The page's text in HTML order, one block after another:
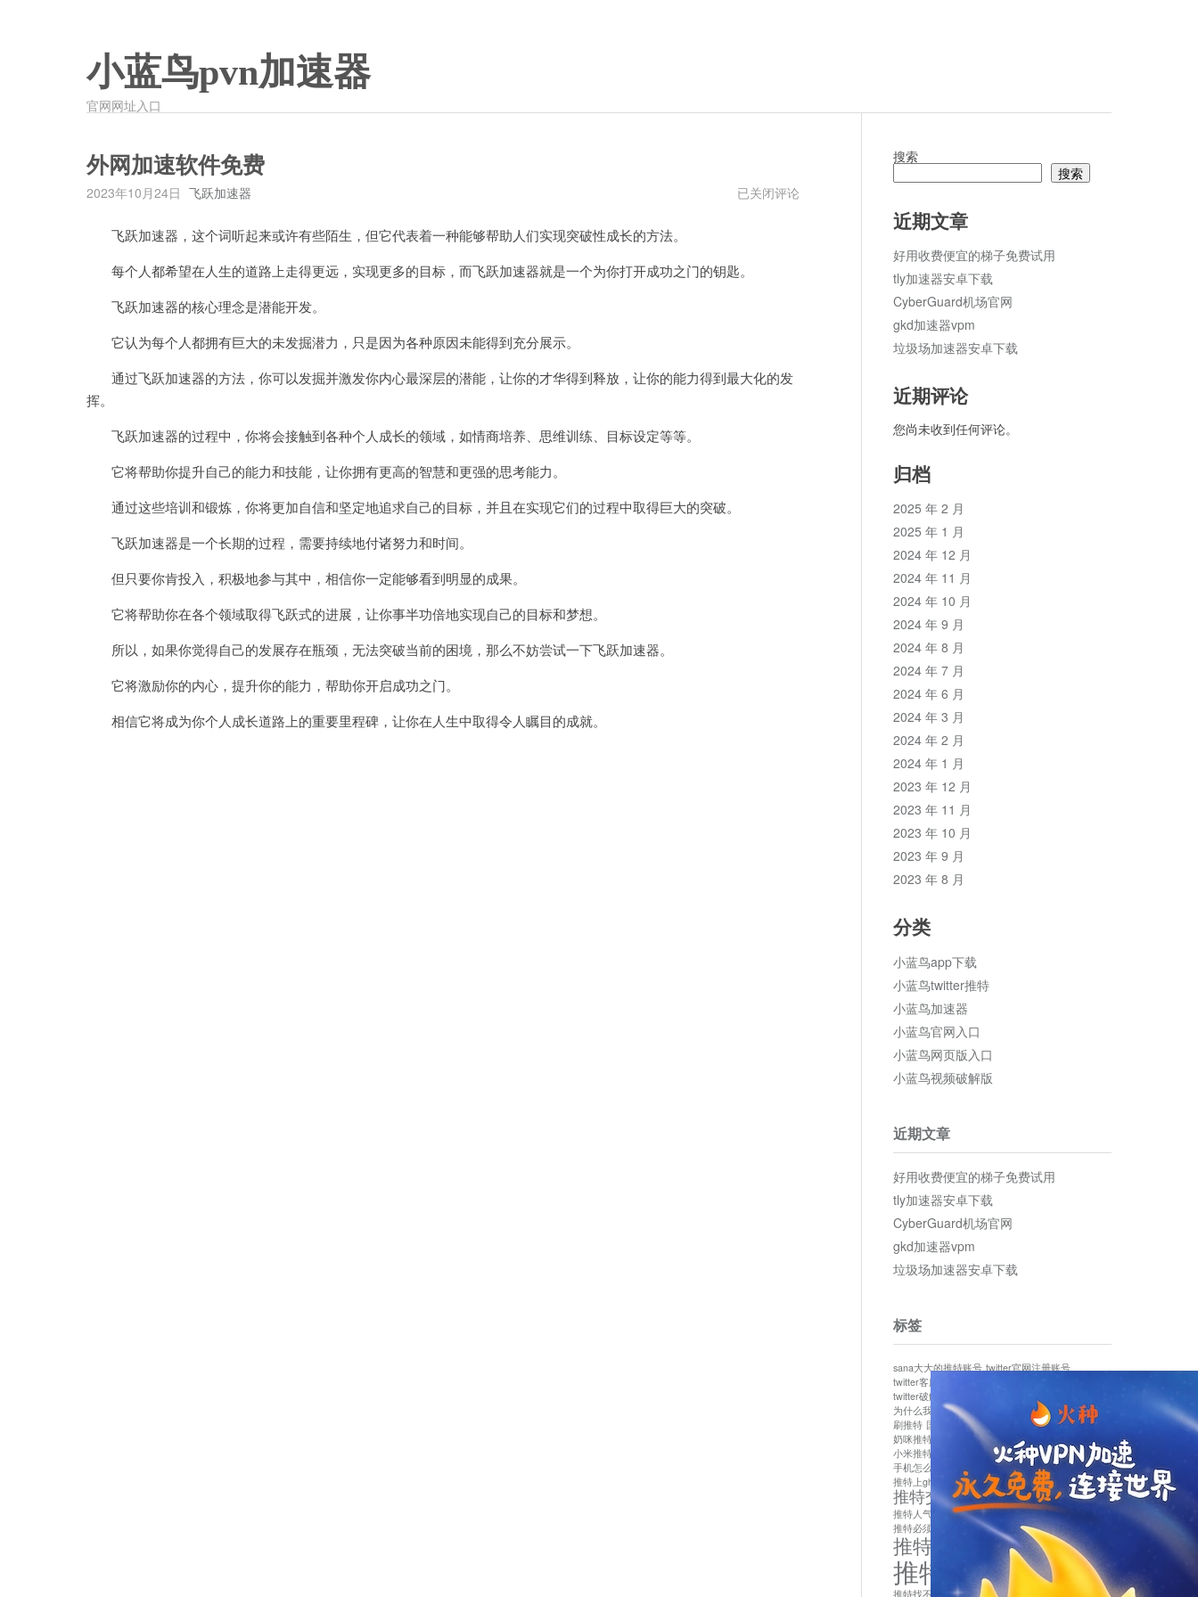
小蓝鸟pvn加速器
官网网址入口
外网加速软件免费
2023年10月24日 飞跃加速器
外
件
免
已关闭评论
飞跃加速器，这个词听起来或许有些陌生，但它代表着一种能够帮助人们实现突破性成长的方法。
每个人都希望在人生的道路上走得更远，实现更多的目标，而飞跃加速器就是一个为你打开成功之门的钥匙。
飞跃加速器的核心理念是潜能开发。
它认为每个人都拥有巨大的未发掘潜力，只是因为各种原因未能得到充分展示。
通过飞跃加速器的方法，你可以发掘并激发你内心最深层的潜能，让你的才华得到释放，让你的能力得到最大化的发
挥。
飞跃加速器的过程中，你将会接触到各种个人成长的领域，如情商培养、思维训练、目标设定等等。
它将帮助你提升自己的能力和技能，让你拥有更高的智慧和更强的思考能力。
通过这些培训和锻炼，你将更加自信和坚定地追求自己的目标，并且在实现它们的过程中取得巨大的突破。
飞跃加速器是一个长期的过程，需要持续地付诸努力和时间。
但只要你肯投入，积极地参与其中，相信你一定能够看到明显的成果。
它将帮助你在各个领域取得飞跃式的进展，让你事半功倍地实现自己的目标和梦想。
所以，如果你觉得自己的发展存在瓶颈，无法突破当前的困境，那么不妨尝试一下飞跃加速器。
它将激励你的内心，提升你的能力，帮助你开启成功之门。
相信它将成为你个人成长道路上的重要里程碑，让你在人生中取得令人瞩目的成就。
搜索
搜索
近期文章
好用收费便宜的梯子免费试用
tly加速器安卓下载
CyberGuard机场官网
gkd加速器vpm
垃圾场加速器安卓下载
近期评论
您尚未收到任何评论。
归档
2025 年 2 月
2025 年 1 月
2024 年 12 月
2024 年 11 月
2024 年 10 月
2024 年 9 月
2024 年 8 月
2024 年 7 月
2024 年 6 月
2024 年 3 月
2024 年 2 月
2024 年 1 月
2023 年 12 月
2023 年 11 月
2023 年 10 月
2023 年 9 月
2023 年 8 月
分类
小蓝鸟app下载
小蓝鸟twitter推特
小蓝鸟加速器
小蓝鸟官网入口
小蓝鸟网页版入口
小蓝鸟视频破解版
近期文章
好用收费便宜的梯子免费试用
tly加速器安卓下载
CyberGuard机场官网
gkd加速器vpm
垃圾场加速器安卓下载
标签
sana大大的推特账号 twitter官网注册账号
twitter客服
twitter破解版下载
为什么我推特无法保存设置
作者sana推特是什么
刷推特 国内为什么不能用twitter 国内能用twitter吗
奶咪推特
如何找回推特密码
小米推特闪退是怎么回事 怎么看推特上的视频
手机怎么注册推特账号
推特devil
推特上ghs的女博主
推特交友软件app下载
推特人气萌货小蔡头喵喵喵 推特实名制
推特必须用外网吗
推特怎么取消关联手机号
推特怎么看敏感内容苹果
推特找不到账号 推特注册必须要手机号